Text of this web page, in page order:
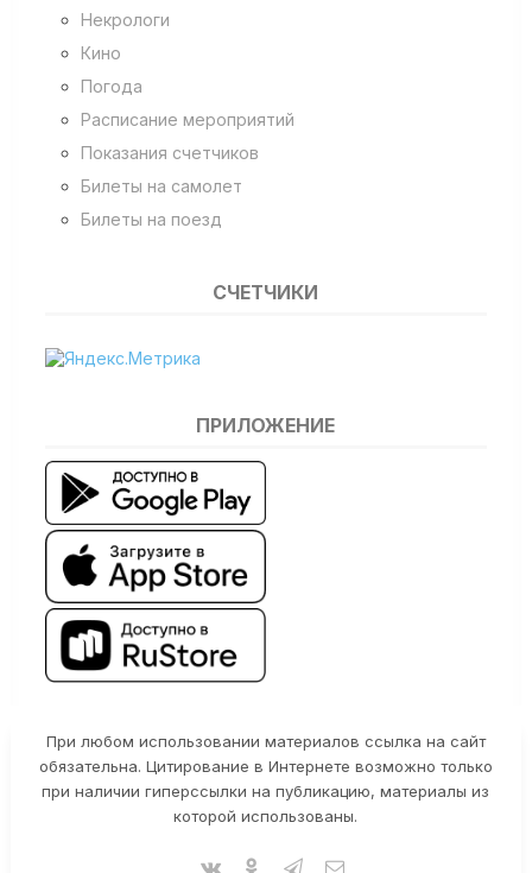
Некрологи
Кино
Погода
Расписание мероприятий
Показания счетчиков
Билеты на самолет
Билеты на поезд
СЧЕТЧИКИ
ПРИЛОЖЕНИЕ
При любом использовании материалов ссылка на сайт
обязательна. Цитирование в Интернете возможно только
при наличии гиперссылки на публикацию, материалы из
которой использованы.